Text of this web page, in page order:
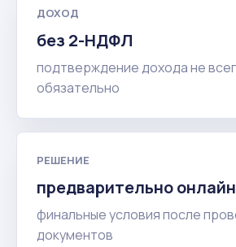
ДОХОД
без 2-НДФЛ
подтверждение дохода не
обязательно
РЕШЕНИЕ
предварительно онлайн
финальные условия после
документов